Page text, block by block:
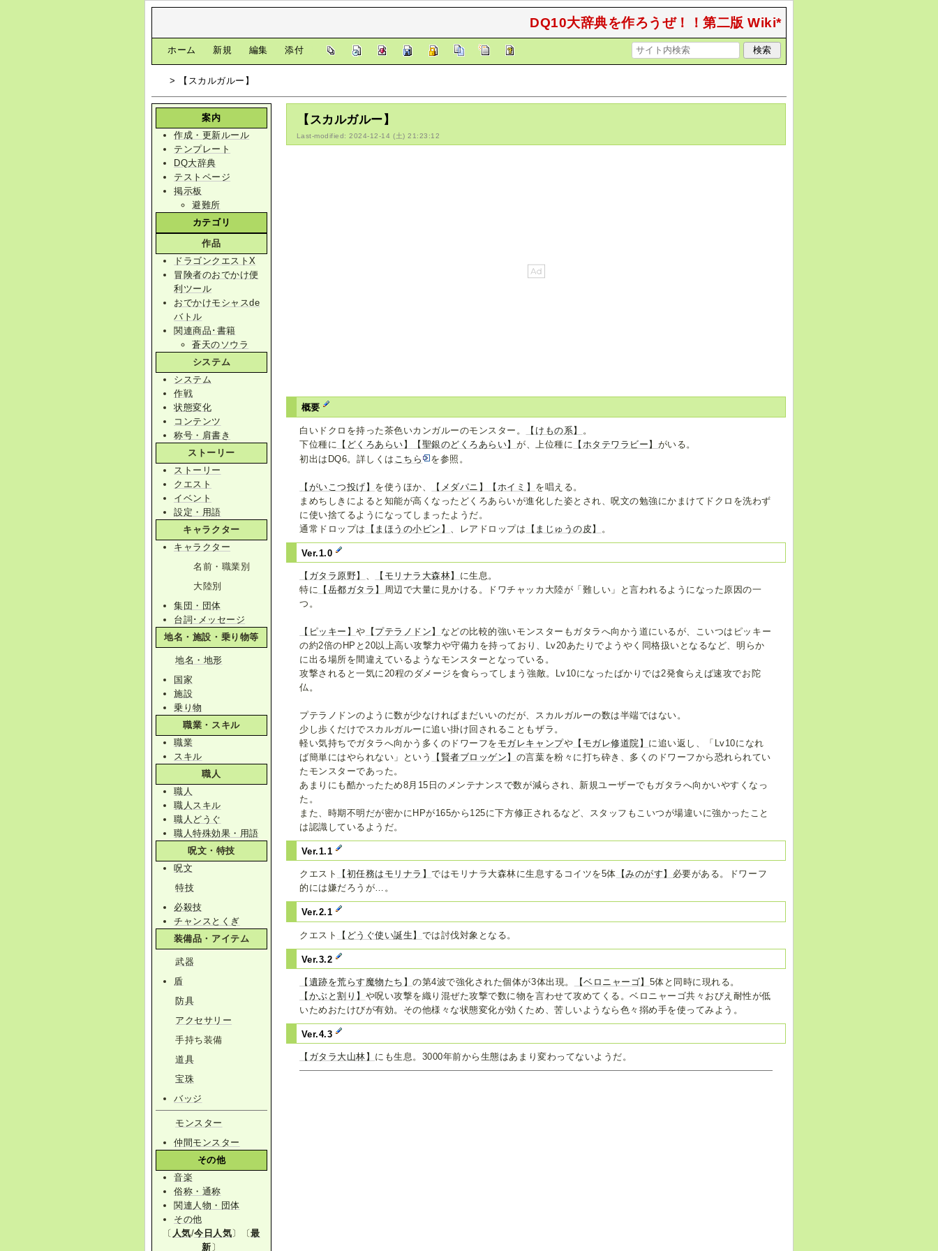
DQ10大辞典を作ろうぜ！！第二版 Wiki*
ホーム 新規 編集 添付
> 【スカルガルー】
【スカルガルー】
Last-modified: 2024-12-14 (土) 21:23:12
概要
白いドクロを持った茶色いカンガルーのモンスター。 【けもの系】
。
下位種に
【どくろあらい】 【聖銀のどくろあらい】 が、上位種に 【ホタテワラビー】 がいる。
初出はDQ6。詳しくは こちら を参照。
【がいこつ投げ】 を使うほか、 【メダパニ】 【ホイミ】 を唱える。
まめちしきによると知能が高くなったどくろあらいが進化した姿とされ、呪文の勉強にかまけてドクロを洗わず
に使い捨てるようになってしまったようだ。
通常ドロップは
【まほうの小ビン】 、レアドロップは 【まじゅうの皮】 。
Ver.1.0
【ガタラ原野】 、 【モリナラ大森林】 に生息。
特に 【岳都ガタラ】 周辺で大量に見かける。ドワチャッカ大陸が「難しい」と言われるようになった原因の一
つ。
【ピッキー】や 【プテラノドン】 などの比較的強いモンスターもガタラへ向かう道にいるが、こいつはピッキー
の約2倍のHPと20以上高い攻撃力や守備力を持っており、Lv20あたりでようやく同格扱いとなるなど、明らか
に出る場所を間違えているようなモンスターとなっている。
攻撃されると一気に20程のダメージを食らってしまう強敵。Lv10になったばかりでは2発食らえば速攻でお陀
仏。
プテラノドンのように数が少なければまだいいのだが、スカルガルーの数は半端ではない。
少し歩くだけでスカルガルーに追い掛け回されることもザラ。
軽い気持ちでガタラへ向かう多くのドワーフを モガレキャンプや 【モガレ修道院】 に追い返し、「Lv10になれ
ば簡単にはやられない」という
【賢者ブロッゲン】 の言葉を粉々に打ち砕き、多くのドワーフから恐れられてい
たモンスターであった。
あまりにも酷かったため8月15日のメンテナンスで数が減らされ、新規ユーザーでもガタラへ向かいやすくなっ
た。
また、時期不明だが密かにHPが165から125に下方修正されるなど、スタッフもこいつが場違いに強かったこと
は認識しているようだ。
Ver.1.1
クエスト 【初任務はモリナラ】ではモリナラ大森林に生息するコイツを5体 【みのがす】 必要がある。ドワーフ
的には嫌だろうが…。
Ver.2.1
クエスト 【どうぐ使い誕生】 では討伐対象となる。
Ver.3.2
【遺跡を荒らす魔物たち】の第4波で強化された個体が3体出現。 【ベロニャーゴ】 5体と同時に現れる。
【かぶと割り】 や呪い攻撃を織り混ぜた攻撃で数に物を言わせて攻めてくる。ベロニャーゴ共々おびえ耐性が低
いためおたけびが有効。その他様々な状態変化が効くため、苦しいようなら色々搦め手を使ってみよう。
Ver.4.3
【ガタラ大山林】 にも生息。3000年前から生態はあまり変わってないようだ。
案内
作成・更新ルール
テンプレート
DQ大辞典
テストページ
掲示板
避難所
カテゴリ
作品
ドラゴンクエストX
冒険者のおでかけ便
利ツール
おでかけモシャスde
バトル
関連商品･書籍
蒼天のソウラ
システム
システム
作戦
状態変化
コンテンツ
称号・肩書き
ストーリー
ストーリー
クエスト
イベント
設定・用語
キャラクター
キャラクター
名前・職業別
大陸別
集団・団体
台詞･メッセージ
地名・施設・乗り物等
地名・地形
国家
施設
乗り物
職業・スキル
職業
スキル
職人
職人
職人スキル
職人どうぐ
職人特殊効果・用語
呪文・特技
呪文
特技
必殺技
チャンスとくぎ
装備品・アイテム
武器
盾
防具
アクセサリー
手持ち装備
道具
宝珠
バッジ
モンスター
仲間モンスター
その他
音楽
俗称・通称
関連人物・団体
その他
〔 人気/今日人気〕〔最
新 〕